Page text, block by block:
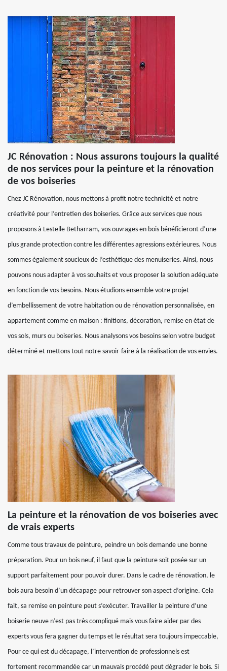
JC Rénovation : Nous assurons toujours la qualité
de nos services pour la peinture et la rénovation
de vos boiseries
Chez JC Rénovation, nous mettons à profit notre technicité et notre
créativité pour l’entretien des boiseries. Grâce aux services que nous
proposons à Lestelle Betharram, vos ouvrages en bois bénéficieront d’une
plus grande protection contre les différentes agressions extérieures. Nous
sommes également soucieux de l’esthétique des menuiseries. Ainsi, nous
pouvons nous adapter à vos souhaits et vous proposer la solution adéquate
en fonction de vos besoins. Nous étudions ensemble votre projet
d’embellissement de votre habitation ou de rénovation personnalisée, en
appartement comme en maison : finitions, décoration, remise en état de
vos sols, murs ou boiseries. Nous analysons vos besoins selon votre budget
déterminé et mettons tout notre savoir-faire à la réalisation de vos envies.
La peinture et la rénovation de vos boiseries avec
de vrais experts
Comme tous travaux de peinture, peindre un bois demande une bonne
préparation. Pour un bois neuf, il faut que la peinture soit posée sur un
support parfaitement pour pouvoir durer. Dans le cadre de rénovation, le
bois aura besoin d’un décapage pour retrouver son aspect d’origine. Cela
fait, sa remise en peinture peut s’exécuter. Travailler la peinture d’une
boiserie neuve n’est pas très compliqué mais vous faire aider par des
experts vous fera gagner du temps et le résultat sera toujours impeccable,
Pour ce qui est du décapage, l’intervention de professionnels est
fortement recommandée car un mauvais procédé peut dégrader le bois. Si